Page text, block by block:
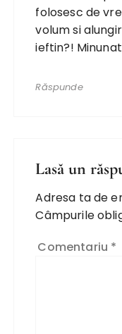
folosesc de
volum si
ieftin?!
Răspunde
Lasă un
Adresa ta de
Câmpurile
Comentariu *